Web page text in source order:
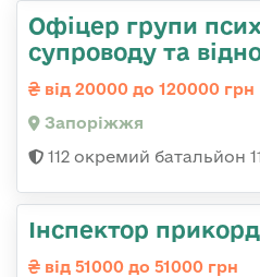
Офіцер групи
супроводу та
від 20000 до 120000 грн
Запоріжжя
112 окремий батальйон
Інспектор
від 51000 до 51000 грн